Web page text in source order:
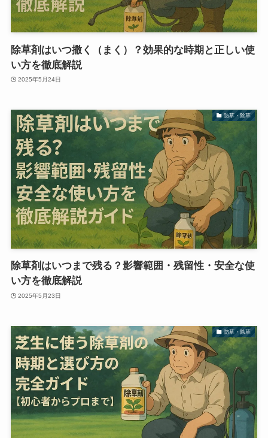
除草剤はいつ撒く（まく）？効果的な時期と正しい使
い方を徹底解説
2025年5月24日
防草・除草
除草剤はいつまで残る？影響範囲・残留性・安全な使
い方を徹底解説
2025年5月23日
防草・除草